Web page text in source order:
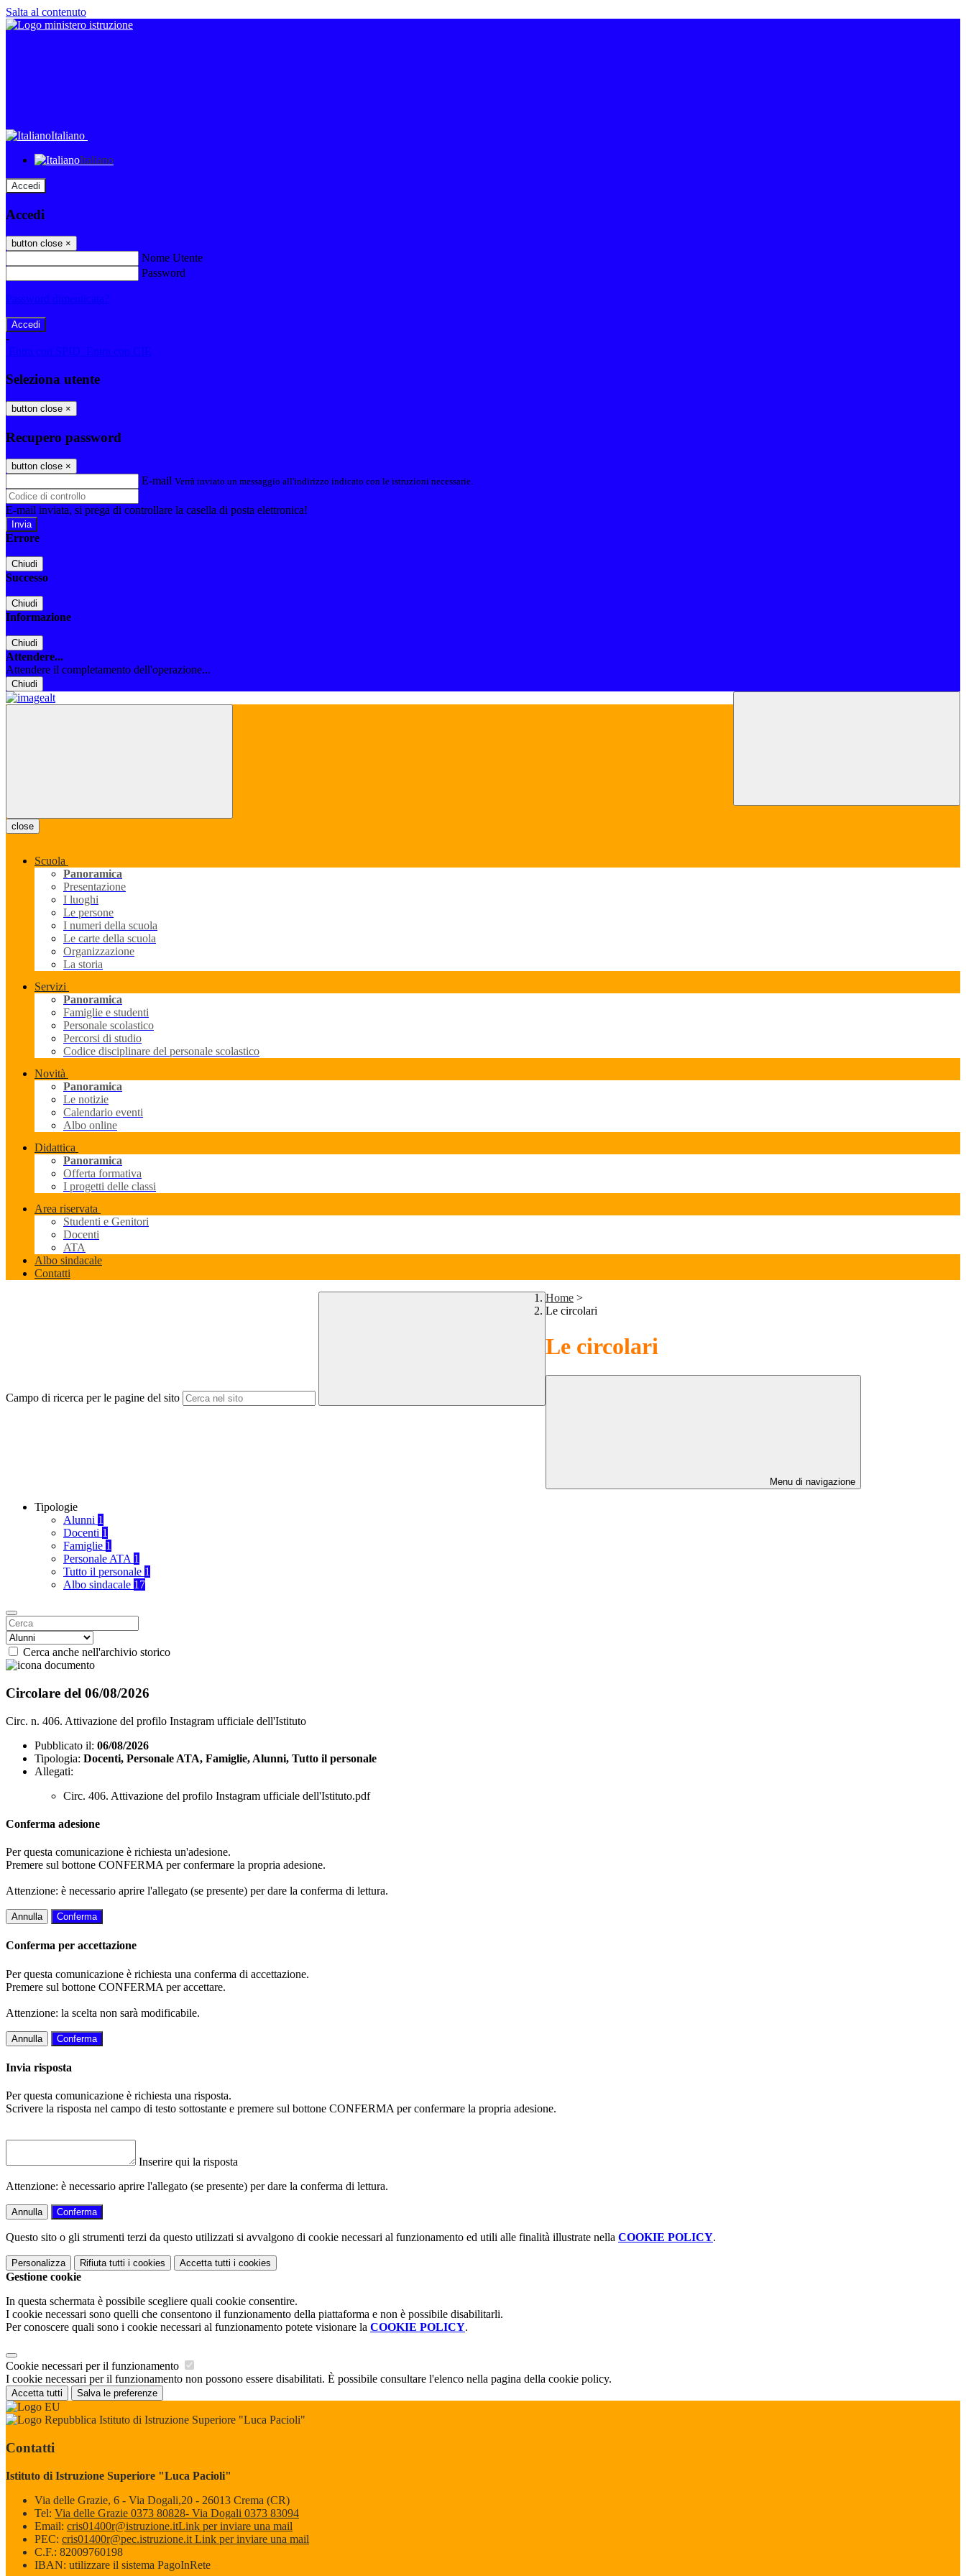
Salta al contenuto
Italiano
Italiano
Accedi
Accedi
button close ×
Nome Utente
Password
Password dimenticata?
-
Entra con SPID
Entra con CIE
Seleziona utente
button close ×
Recupero password
button close ×
E-mail Verrà inviato un messaggio all'indirizzo indicato con le istruzioni necessarie.
E-mail inviata, si prega di controllare la casella di posta elettronica!
Errore
Chiudi
Successo
Chiudi
Informazione
Chiudi
Attendere...
Attendere il completamento dell'operazione...
Chiudi
close
Scuola
Panoramica
Presentazione
I luoghi
Le persone
I numeri della scuola
Le carte della scuola
Organizzazione
La storia
Servizi
Panoramica
Famiglie e studenti
Personale scolastico
Percorsi di studio
Codice disciplinare del personale scolastico
Novità
Panoramica
Le notizie
Calendario eventi
Albo online
Didattica
Panoramica
Offerta formativa
I progetti delle classi
Area riservata
Studenti e Genitori
Docenti
ATA
Albo sindacale
Contatti
Campo di ricerca per le pagine del sito
Home >
Le circolari
Le circolari
Menu di navigazione
Tipologie
Alunni 1
Docenti 1
Famiglie 1
Personale ATA 1
Tutto il personale 1
Albo sindacale 17
Cerca anche nell'archivio storico
Circolare del 06/08/2026
Circ. n. 406. Attivazione del profilo Instagram ufficiale dell'Istituto
Pubblicato il: 06/08/2026
Tipologia: Docenti, Personale ATA, Famiglie, Alunni, Tutto il personale
Allegati:
Circ. 406. Attivazione del profilo Instagram ufficiale dell'Istituto.pdf
Conferma adesione
Per questa comunicazione è richiesta un'adesione.
Premere sul bottone CONFERMA per confermare la propria adesione.
Attenzione: è necessario aprire l'allegato (se presente) per dare la conferma di lettura.
Annulla Conferma
Conferma per accettazione
Per questa comunicazione è richiesta una conferma di accettazione.
Premere sul bottone CONFERMA per accettare.
Attenzione: la scelta non sarà modificabile.
Annulla Conferma
Invia risposta
Per questa comunicazione è richiesta una risposta.
Scrivere la risposta nel campo di testo sottostante e premere sul bottone CONFERMA per confermare la propria adesione.
Inserire qui la risposta
Attenzione: è necessario aprire l'allegato (se presente) per dare la conferma di lettura.
Annulla Conferma
Questo sito o gli strumenti terzi da questo utilizzati si avvalgono di cookie necessari al funzionamento ed utili alle finalità illustrate nella COOKIE POLICY.
Personalizza Rifiuta tutti i cookies Accetta tutti i cookies
Gestione cookie
In questa schermata è possibile scegliere quali cookie consentire.
I cookie necessari sono quelli che consentono il funzionamento della piattaforma e non è possibile disabilitarli.
Per conoscere quali sono i cookie necessari al funzionamento potete visionare la COOKIE POLICY.
Cookie necessari per il funzionamento
I cookie necessari per il funzionamento non possono essere disabilitati. È possibile consultare l'elenco nella pagina della cookie policy.
Accetta tutti Salva le preferenze
Istituto di Istruzione Superiore "Luca Pacioli"
Contatti
Istituto di Istruzione Superiore "Luca Pacioli"
Via delle Grazie, 6 - Via Dogali,20 - 26013 Crema (CR)
Tel: Via delle Grazie 0373 80828- Via Dogali 0373 83094
Email: cris01400r@istruzione.itLink per inviare una mail
PEC: cris01400r@pec.istruzione.it Link per inviare una mail
C.F.: 82009760198
IBAN: utilizzare il sistema PagoInRete